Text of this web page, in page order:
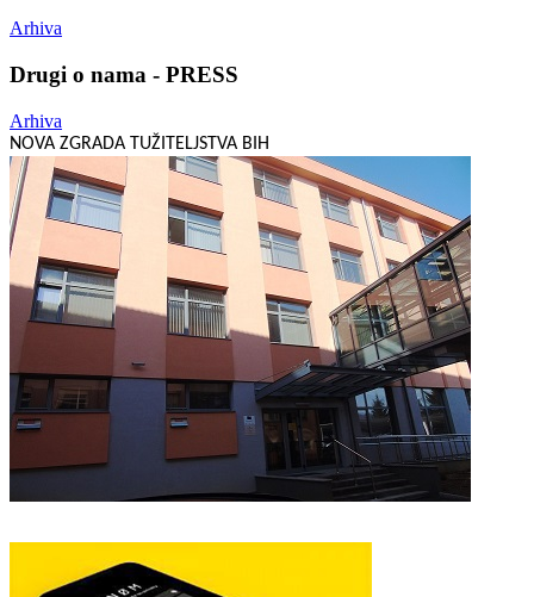
Arhiva
Drugi o nama - PRESS
Arhiva
NOVA ZGRADA TUŽITELJSTVA BIH